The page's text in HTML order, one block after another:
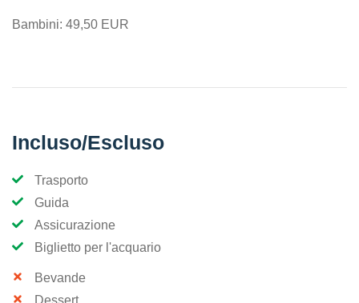
Bambini: 49,50 EUR
Incluso/Escluso
Trasporto
Guida
Assicurazione
Biglietto per l'acquario
Bevande
Dessert